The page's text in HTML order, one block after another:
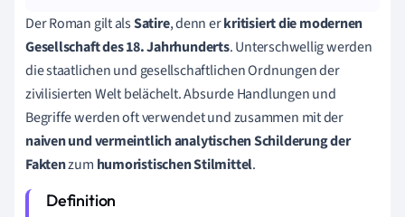
Der Roman gilt alsSatire, denn erkritisiert die modernen
Gesellschaft des 18. Jahrhunderts. Unterschwellig werden
die staatlichen und gesellschaftlichen Ordnungen der
zivilisierten Welt belächelt. Absurde Handlungen und
Begriffe werden oft verwendet und zusammen mit der
naiven und vermeintlich analytischen Schilderung der
Faktenzum humoristischen Stilmittel.